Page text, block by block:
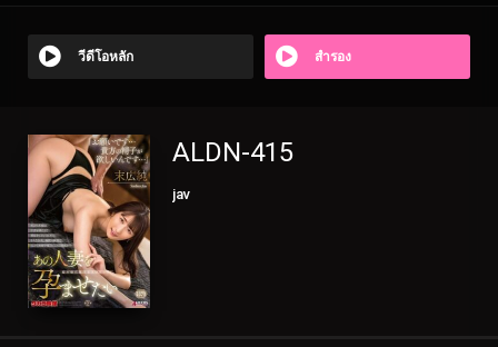
วีดีโอหลัก สำรอง
ALDN-415
jav